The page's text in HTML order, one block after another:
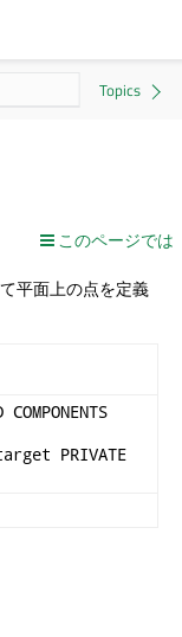
このページでは
平面上の点を定義
PRIVATE